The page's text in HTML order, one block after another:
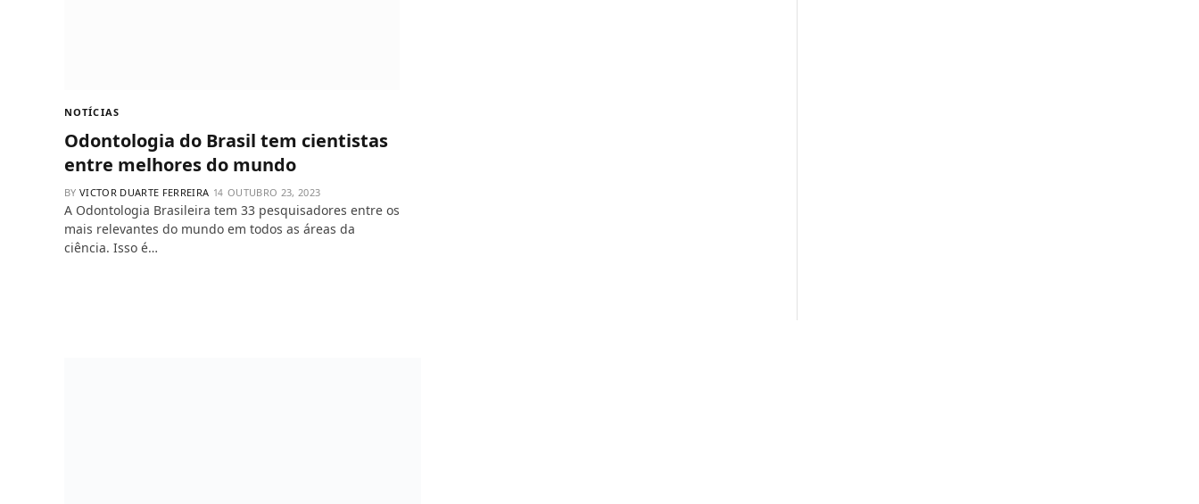
NOTÍCIAS
Odontologia do Brasil tem cientistas
entre melhores do mundo
BY VICTOR DUARTE FERREIRA OUTUBRO 23, 2023
A Odontologia Brasileira tem 33 pesquisadores entre os
mais relevantes do mundo em todos as áreas da
ciência. Isso é…